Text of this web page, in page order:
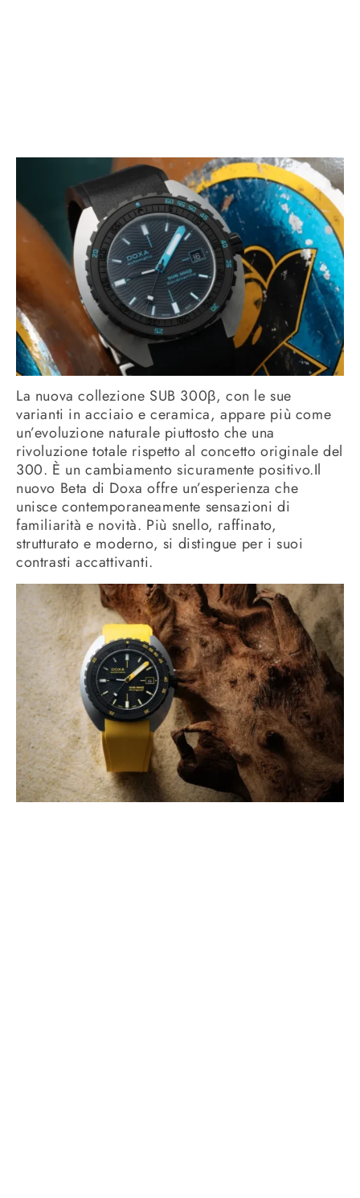
La nuova collezione SUB 300β, con le sue
varianti in acciaio e ceramica, appare più come
un’evoluzione naturale piuttosto che una
rivoluzione totale rispetto al concetto originale del
300. È un cambiamento sicuramente positivo.Il
nuovo Beta di Doxa offre un’esperienza che
unisce contemporaneamente sensazioni di
familiarità e novità. Più snello, raffinato,
strutturato e moderno, si distingue per i suoi
contrasti accattivanti.